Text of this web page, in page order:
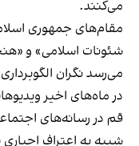
می‌کنند.
مقام‌های جمهوری
شئونات اسلامی» و
می‌رسد نگران
در ماه‌های اخیر
قم در رسانه‌های
شبیه به اعتراف